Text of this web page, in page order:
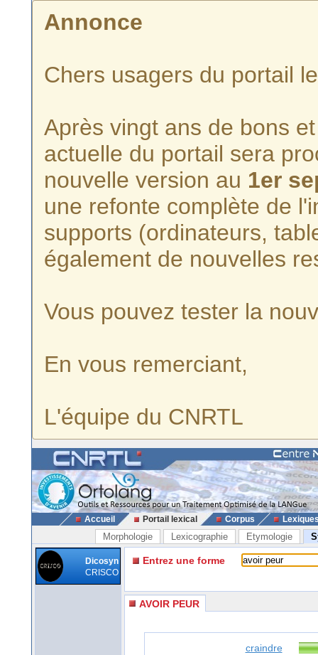
Annonce
Chers usagers du portail
Après vingt ans de bons
actuelle du portail sera
nouvelle version au 1er
une refonte complète de
supports (ordinateurs,
également de nouvelles
Vous pouvez tester la
En vous remerciant,
L'équipe du CNRTL
Accueil Portail lexical Corpus
Morphologie Lexicographie Etymologie
Dicosyn
CRISCO
Entrez une forme
AVOIR PEUR
craindre